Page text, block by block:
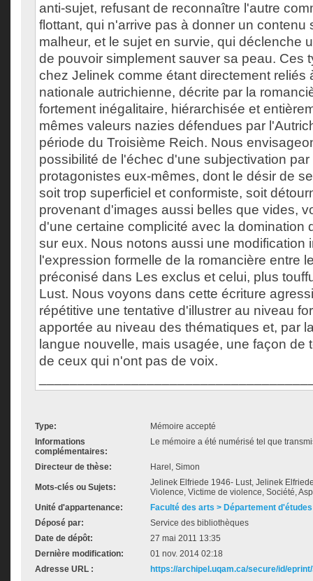
anti-sujet, refusant de reconnaître l'autre
flottant, qui n'arrive pas à donner un contenu
malheur, et le sujet en survie, qui déclenche
de pouvoir simplement sauver sa peau. Ces
chez Jelinek comme étant directement reliés
nationale autrichienne, décrite par la
fortement inégalitaire, hiérarchisée et
mêmes valeurs nazies défendues par
période du Troisième Reich. Nous
possibilité de l'échec d'une subjectivation
protagonistes eux-mêmes, dont le désir de
soit trop superficiel et conformiste, soit
provenant d'images aussi belles que vides,
d'une certaine complicité avec la domination
sur eux. Nous notons aussi une modification
l'expression formelle de la romancière entre
préconisé dans Les exclus et celui, plus
Lust. Nous voyons dans cette écriture
répétitive une tentative d'illustrer au niveau
apportée au niveau des thématiques et, par
langue nouvelle, mais usagée, une façon de
de ceux qui n'ont pas de voix.
Type:
Mémoire accepté
Informations
complémentaires:
Le mémoire a été numérisé tel que
Directeur de thèse: Harel, Simon
Mots-clés ou Sujets:
Jelinek Elfriede 1946- Lust, Jelinek
Violence, Victime de violence, Société,
Unité d'appartenance:
Faculté des arts > Département
Déposé par:
Service des bibliothèques
Date de dépôt:
27 mai 2011 13:35
Dernière modification:
01 nov. 2014 02:18
Adresse URL :
https://archipel.uqam.ca/secure/id/